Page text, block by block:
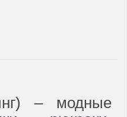
– модные